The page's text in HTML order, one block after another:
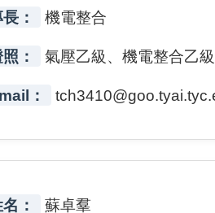
： 機電整合
： 氣壓乙級、機電整合乙
：
： 蘇卓羣